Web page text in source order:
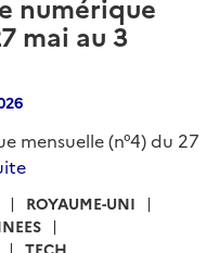
mai au 3
mensuelle (n°4) du 27
ROYAUME-UNI
TECH